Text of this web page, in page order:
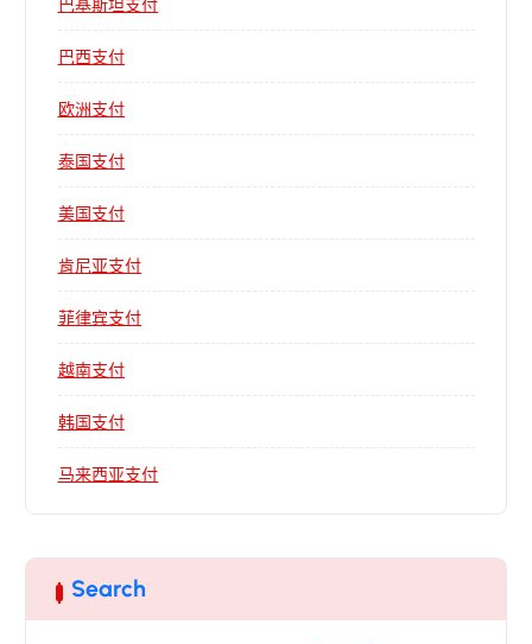
巴西支付
欧洲支付
泰国支付
美国支付
肯尼亚支付
菲律宾支付
越南支付
韩国支付
马来西亚支付
Search